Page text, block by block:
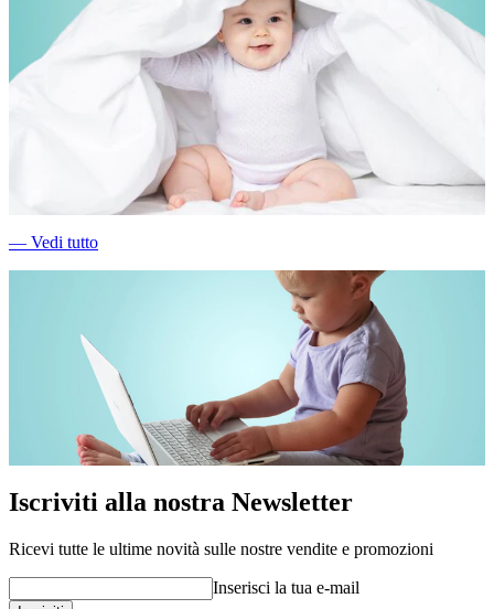
― Vedi tutto
Iscriviti alla nostra Newsletter
Ricevi tutte le ultime novità sulle nostre vendite e promozioni
Inserisci la tua e-mail